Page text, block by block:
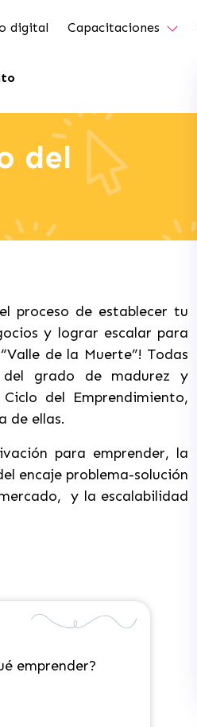
digital Capacitaciones
del
proceso de establecer tu
y lograr escalar para
de la Muerte”! Todas
del grado de madurez y
del Emprendimiento,
de ellas.
para emprender, la
encaje problema-solución
y la escalabilidad
emprender?